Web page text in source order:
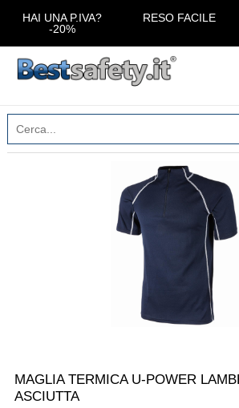
HAI UNA P.IVA?
-20%
RESO FACILE
INSERISCI IL NOME DEL
CERCANDO
CHIUDI RICERCA
MAGLIA TERMICA U-POWER
ASCIUTTA